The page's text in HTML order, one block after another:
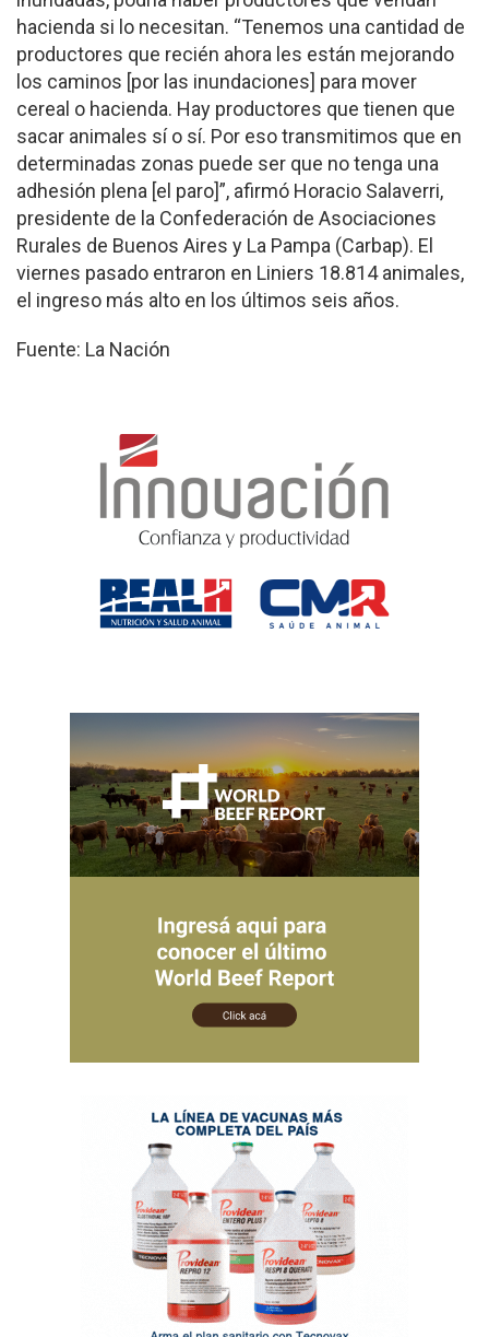
hacienda si lo necesitan. “Tenemos una cantidad de
productores que recién ahora les están mejorando
los caminos [por las inundaciones] para mover
cereal o hacienda. Hay productores que tienen que
sacar animales sí o sí. Por eso transmitimos que en
determinadas zonas puede ser que no tenga una
adhesión plena [el paro]”, afirmó Horacio Salaverri,
presidente de la Confederación de Asociaciones
Rurales de Buenos Aires y La Pampa (Carbap). El
viernes pasado entraron en Liniers 18.814 animales,
el ingreso más alto en los últimos seis años.
Fuente: La Nación